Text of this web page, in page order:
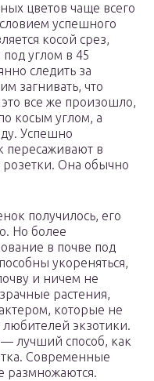
цветов чаще всего
успешного
косой срез,
углом в 45
следить за
загнивать, что
это все же произошло,
косым углом, а
Успешно
в
розетки. Она обычно
получилось, его
Но более
в почве под
укореняться,
и ничем не
растения,
которые не
экзотики.
лучший способ, как
Современные
размножаются.